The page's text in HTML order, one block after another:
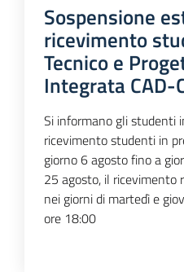
Sospensione
ricevimento
Tecnico e
Integrata CAD-
Si informano gli studenti
ricevimento studenti in
giorno 6 agosto fino a
25 agosto, il ricevimento
nei giorni di martedì e
ore 18:00